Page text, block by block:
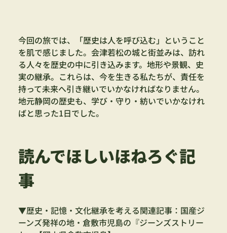
今回の旅では、「歴史は人を呼び込む」ということ
を肌で感じました。会津若松の城と街並みは、訪れ
る人々を歴史の中に引き込みます。地形や景観、史
実の継承。これらは、今を生きる私たちが、責任を
持って未来へ引き継いでいかなければなりません。
地元静岡の歴史も、学び・守り・紡いでいかなけれ
ばと思った1日でした。
読んでほしいほねろぐ記
事
▼歴史・記憶・文化継承を考える関連記事：国産ジ
ーンズ発祥の地・倉敷市児島の『ジーンズストリー